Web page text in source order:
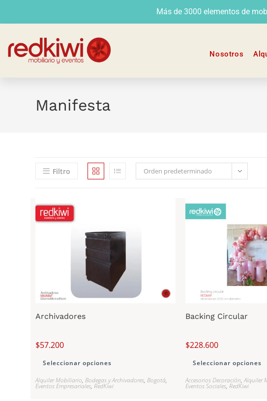
Más de 3000 elementos de
Nosotros
Manifesta
Filtro Orden predeterminado
Archivadores
$57.200
Seleccionar opciones
Alquiler Mobiliario, Bodegas y Archivadores, Bogotá,
Eventos Empresariales, RedKiwi
Backing Circular
$228.600
Seleccionar opciones
Accesorios Decoración,Alquiler
Eventos Sociales, RedKiwi